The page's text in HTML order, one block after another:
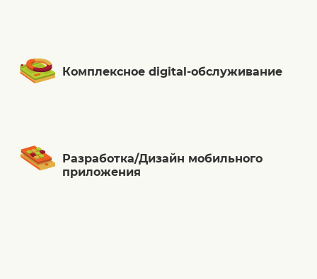
Комплексное digital-обслуживание
Разработка/Дизайн мобильного
приложения